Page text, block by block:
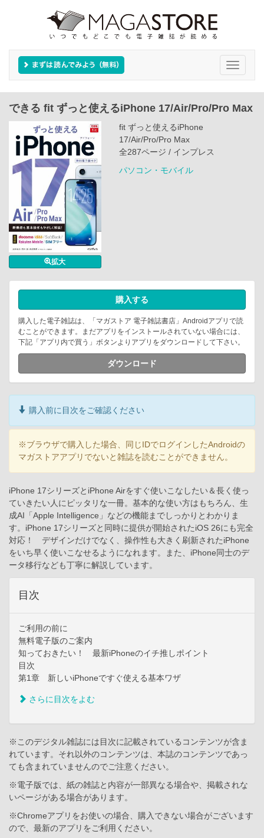
Toggle
できる fit ずっと使えるiPhone 17/Air/Pro/Pro Max
拡大
fit ずっと使えるiPhone
17/Air/Pro/Pro Max
全287ページ / インプレス
パソコン・モバイル
購入する
購入した電子雑誌は、「マガストア 電子雑誌書店」Androidアプリで読
むことができます。まだアプリをインストールされていない場合には、
下記「アプリ内で買う」ボタンよりアプリをダウンロードして下さい。
ダウンロード
購入前に目次をご確認ください
※ブラウザで購入した場合、同じIDでログインしたAndroidの
マガストアアプリでないと雑誌を読むことができません。
iPhone 17シリーズとiPhone Airをすぐ使いこなしたい＆長く使っ
ていきたい人にピッタリな一冊。基本的な使い方はもちろん、生
成AI「Apple Intelligence」などの機能までしっかりとわかりま
す。iPhone 17シリーズと同時に提供が開始されたiOS 26にも完全
対応！ デザインだけでなく、操作性も大きく刷新されたiPhone
をいち早く使いこなせるようになれます。また、iPhone同士のデ
ータ移行なども丁寧に解説しています。
目次
ご利用の前に
無料電子版のご案内
知っておきたい！ 最新iPhoneのイチ推しポイント
目次
第1章 新しいiPhoneですぐ使える基本ワザ
さらに目次をよむ
※このデジタル雑誌には目次に記載されているコンテンツが含ま
れています。それ以外のコンテンツは、本誌のコンテンツであっ
ても含まれていませんのでご注意ください。
※電子版では、紙の雑誌と内容が一部異なる場合や、掲載されな
いページがある場合があります。
※Chromeアプリをお使いの場合、購入できない場合がございます
ので、最新のアプリをご利用ください。